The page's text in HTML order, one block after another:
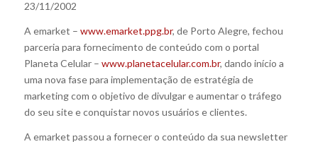
23/11/2002
A emarket – www.emarket.ppg.br, de Porto Alegre, fechou
parceria para fornecimento de conteúdo com o portal
Planeta Celular – www.planetacelular.com.br, dando início a
uma nova fase para implementação de estratégia de
marketing com o objetivo de divulgar e aumentar o tráfego
do seu site e conquistar novos usuários e clientes.
A emarket passou a fornecer o conteúdo da sua newsletter